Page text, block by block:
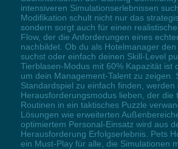
intensiveren Simulationserlebnissen
Modifikation schult nicht nur das
sondern sorgt auch für einen
Flow, der die Anforderungen eines
nachbildet. Ob du als Hotelmanager
suchst oder einfach deinen Skill-Level
Tierblasen-Modus mit 60% Kapazität ist
um dein Management-Talent zu zeigen.
Standardspiel zu einfach finden, werden
Herausforderungsmodus lieben, der die
Routinen in ein taktisches Puzzle
Lösungen wie erweiterten
optimiertem Personal-Einsatz wird aus
Herausforderung Erfolgserlebnis. Pets
ein Must-Play für alle, die Simulationen